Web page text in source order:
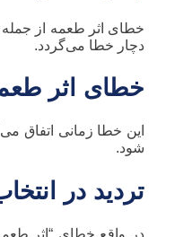
خطای اثر طعمه از جمله
دچار خطا می‌گردد.
خطای اثر
این خطا زمانی اتفاق
شود.
تردید در